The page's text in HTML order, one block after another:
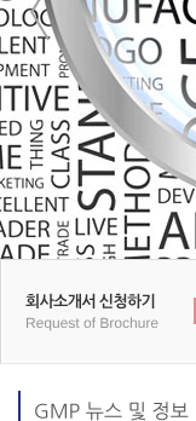
회사위치
인재채용정보